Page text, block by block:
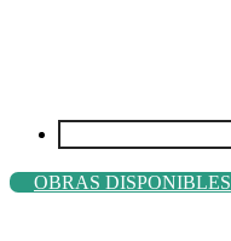
OBRAS DISPONIBLES